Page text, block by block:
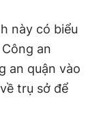
này có biểu
an
an quận vào
trụ sở để